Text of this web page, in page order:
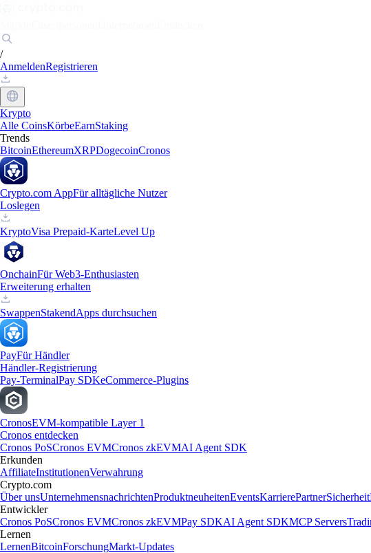
/
AnmeldenRegistrieren
Krypto
Alle CoinsKörbeEarnStaking
Trends
BitcoinEthereumXRPDogecoinCronos
Crypto.com AppFür alltägliche Nutzer
Loslegen
KryptoVisa Prepaid-KarteLevel Up
OnchainFür Web3-Enthusiasten
Erweiterung erhalten
SwappenStakendApps durchsuchen
PayFür Händler
Händler-Registrierung
Pay-TerminalPay SDKeCommerce-Plugins
CronosEVM-kompatible Layer 1
Cronos entdecken
Cronos PoSCronos EVMCronos zkEVMAI Agent SDK
Erkunden
AffiliateInstitutionenVerwahrung
Crypto.com
Über unsUnternehmensnachrichtenProduktneuheitenEventsKarrierePartnerSicherheit
Entwickler
Cronos PoSCronos EVMCronos zkEVMPay SDKAI Agent SDKMCP Servers
Lernen
LernenBitcoinForschungMarkt-Updates